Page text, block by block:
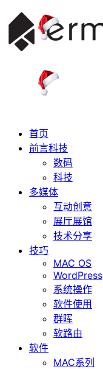
首页
前言科技
数码
科技
多媒体
互动创意
展厅展馆
技术分享
技巧
MAC OS
WordPress
系统操作
软件使用
群晖
软路由
软件
MAC系列